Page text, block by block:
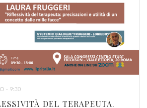
- 9:30
DEL TERAPEUTA.